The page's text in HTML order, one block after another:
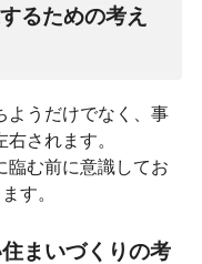
るための考え
ようだけでなく、事
されます。
臨む前に意識してお
す。
まいづくりの考